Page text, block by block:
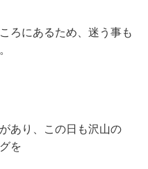
ろにあるため、迷う事も
あり、この日も沢山の
を